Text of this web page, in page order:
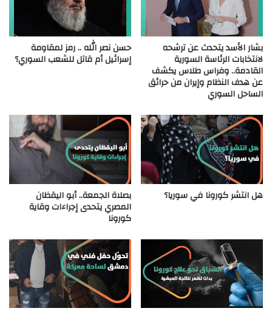
بشار الأسد يتحدث عن ترشحه
لانتخابات الرئاسة السورية
القادمة.. وفراس طلاس يكشف
عن هدف النظام وإيران من حرائق
الساحل السوري
حسن نصر الله .. رمز لمقاومة
إسرائيل أم قاتل للشعب السوري؟
هل انتشر كورونا في سوريا؟ بصلاة الجمعة.. أبو اليقظان
المصري يتحدى إجراءات وقاية
كورونا